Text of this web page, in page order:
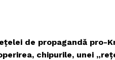
de propagandă pro-
chipurile, unei